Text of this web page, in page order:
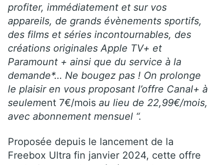
profiter, immédiatement et sur vos
appareils, de grands évènements sportifs,
des films et séries incontournables, des
créations originales Apple TV+ et
Paramount + ainsi que du service à la
demande*… Ne bougez pas ! On prolonge
le plaisir en vous proposant l’offre Canal+ à
seulement 7€/mois au lieu de 22,99€/mois,
avec abonnement mensuel “.
Proposée depuis le lancement de la
Freebox Ultra fin janvier 2024, cette offre